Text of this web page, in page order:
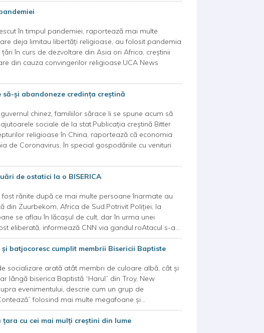
în timpul pandemiei, raportează mai multe
deja limitau libertăți religioase, au folosit pandemia
în curs de dezvoltare din Asia ori Africa, creștinii
din cauza convingerilor religioase.UCA News
și abandoneze credința creștină
chinez, familiilor sărace li se spune acum să
sociale de la stat.Publicația creștină Bitter
religioase în China, raportează că economia
de Coronavirus, în special gospodăriile cu venituri
de ostatici la o BISERICA
rănite după ce mai multe persoane înarmate au
din Zuurbekom, Africa de Sud.Potrivit Poliției, la
se aflau în lăcașul de cult, dar în urma unei
eliberată, informează CNN via gandul.roAtacul s-a...
batjocoresc cumplit membrii Bisericii Baptiste
socializare arată atât membri de culoare albă, cât și
lângă biserica Baptistă “Harul” din Troy, New
evenimentului, descrie cum un grup de
folosind mai multe megafoane și...
cu cei mai mulţi creştini din lume